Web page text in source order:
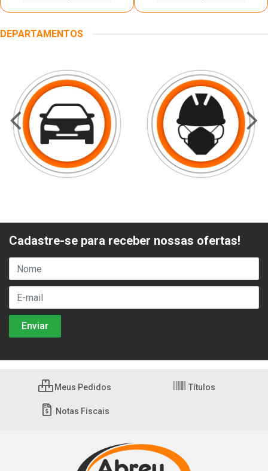
DEPARTAMENTOS
Cadastre-se para receber nossas ofertas!
Meus Pedidos Títulos
Notas Fiscais